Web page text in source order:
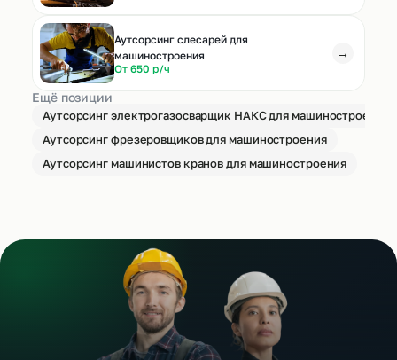
Аутсорсинг слесарей для
машиностроения
От 650 р/ч
→
Ещё позиции
Аутсорсинг электрогазосварщик НАКС для машиностроения
Аутсорсинг фрезеровщиков для машиностроения
Аутсорсинг машинистов кранов для машиностроения